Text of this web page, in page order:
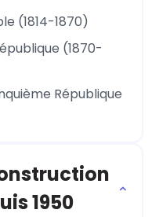
(1814-1870)
(1870-
République
1950